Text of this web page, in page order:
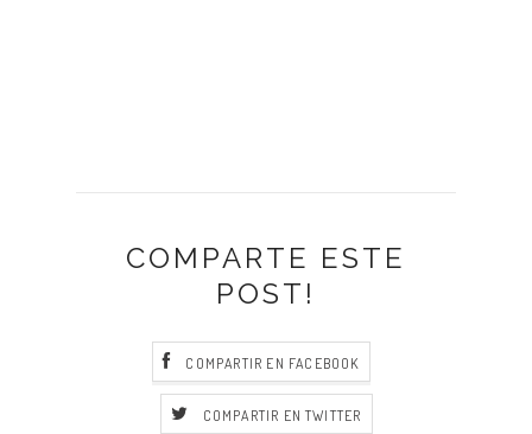
COMPARTE ESTE
POST!
COMPARTIR EN FACEBOOK
COMPARTIR EN TWITTER